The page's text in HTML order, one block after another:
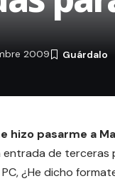
2009
hizo pasarme a
entrada de terceras
¿He dicho